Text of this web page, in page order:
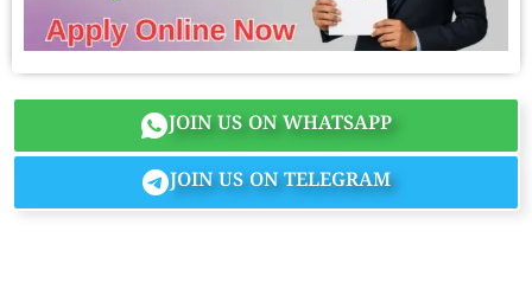
JOIN US ON WHATSAPP
JOIN US ON TELEGRAM